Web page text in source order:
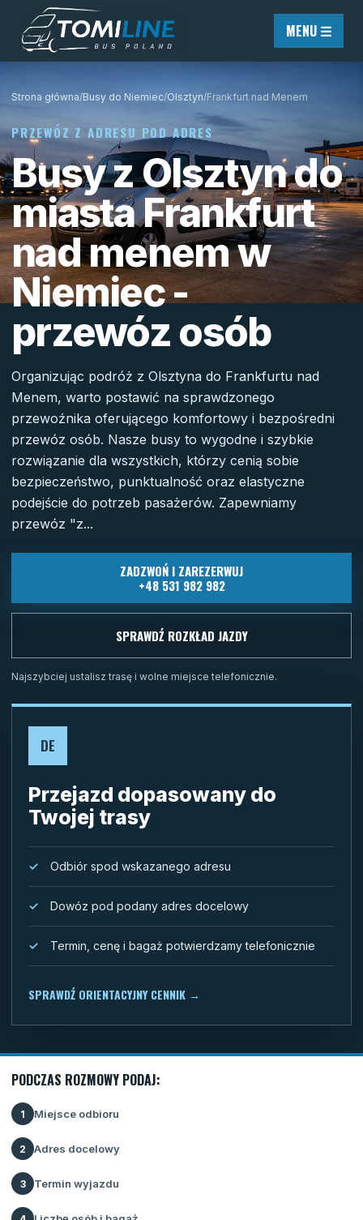
Przejdź do treści
MENU ☰
Strona główna/Busy do Niemiec/Olsztyn/Frankfurt nad Menem
PRZEWÓZ Z ADRESU POD ADRES
Busy z Olsztyn do
miasta Frankfurt
nad menem w
Niemiec -
przewóz osób
Organizując podróż z Olsztyna do Frankfurtu nad
Menem, warto postawić na sprawdzonego
przewoźnika oferującego komfortowy i bezpośredni
przewóz osób. Nasze busy to wygodne i szybkie
rozwiązanie dla wszystkich, którzy cenią sobie
bezpieczeństwo, punktualność oraz elastyczne
podejście do potrzeb pasażerów. Zapewniamy
przewóz "z...
ZADZWOŃ I ZAREZERWUJ
+48 531 982 982
SPRAWDŹ ROZKŁAD JAZDY
Najszybciej ustalisz trasę i wolne miejsce telefonicznie.
DE
Przejazd dopasowany do
Twojej trasy
Odbiór spod wskazanego adresu
Dowóz pod podany adres docelowy
Termin, cenę i bagaż potwierdzamy telefonicznie
SPRAWDŹ ORIENTACYJNY CENNIK →
PODCZAS ROZMOWY PODAJ:
1 Miejsce odbioru
2 Adres docelowy
3 Termin wyjazdu